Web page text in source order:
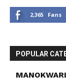
2,365 Fans
POPULAR
MANOKWARI